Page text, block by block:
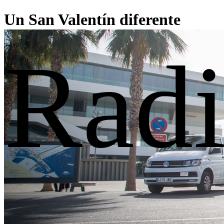
Un San Valentín diferente